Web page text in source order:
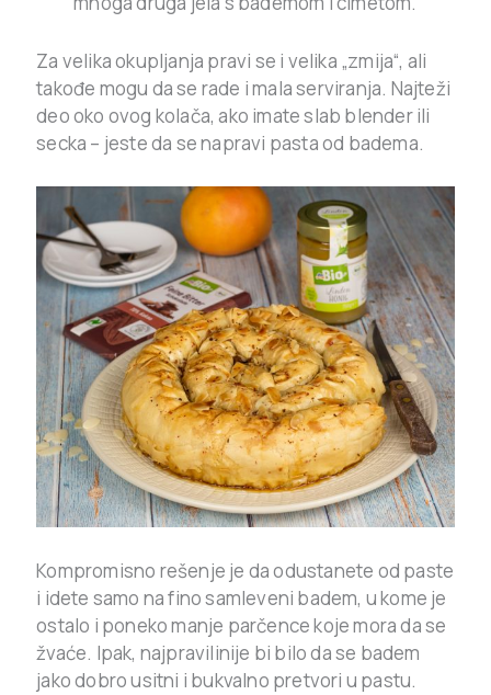
Za velika okupljanja pravi se i velika „zmija“, ali
takođe mogu da se rade i mala serviranja. Najteži
deo oko ovog kolača, ako imate slab blender ili
secka – jeste da se napravi pasta od badema.
Kompromisno rešenje je da odustanete od paste
i idete samo na fino samleveni badem, u kome je
ostalo i poneko manje parčence koje mora da se
žvaće. Ipak, najpravilinije bi bilo da se badem
jako dobro usitni i bukvalno pretvori u pastu.